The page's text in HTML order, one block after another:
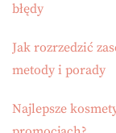
błędy
Jak rozrzedzić
metody i porady
Najlepsze